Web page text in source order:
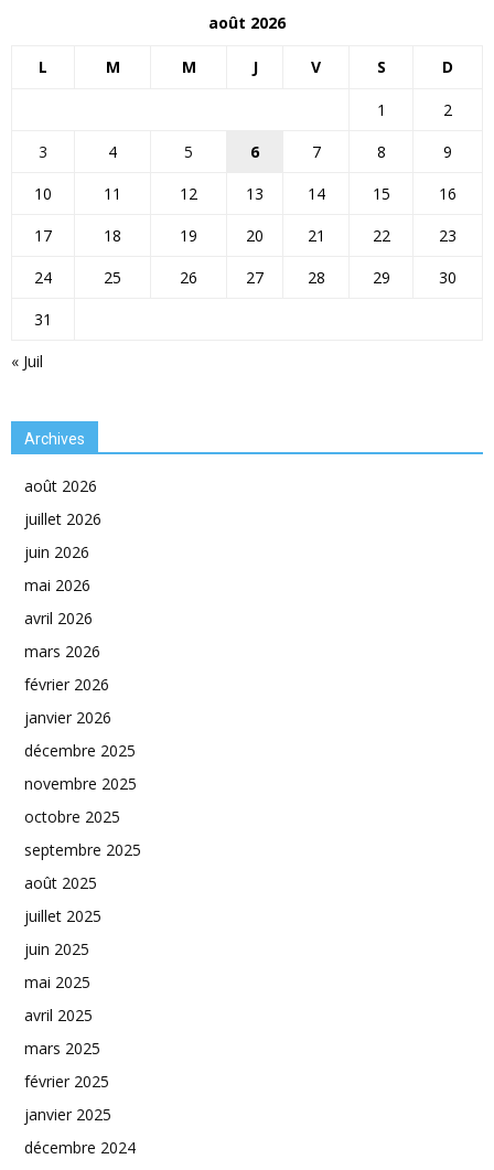
août 2026
L M M J V S D
« Juil
1
2
3
4 5 6 7 8
9
10
11 12 13 14 15
16
17
18 19 20 21 22
23
24
25 26 27 28 29
30
31
Archives
août 2026
juillet 2026
juin 2026
mai 2026
avril 2026
mars 2026
février 2026
janvier 2026
décembre 2025
novembre 2025
octobre 2025
septembre 2025
août 2025
juillet 2025
juin 2025
mai 2025
avril 2025
mars 2025
février 2025
janvier 2025
décembre 2024